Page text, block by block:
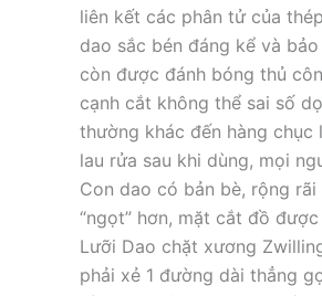
liên kết các phân tử của
dao sắc bén đáng kể và
còn được đánh bóng thủ
cạnh cắt không thể sai số
thường khác đến hàng
lau rửa sau khi dùng, mọi
Con dao có bản bè, rộng
“ngọt” hơn, mặt cắt đồ
Lưỡi Dao chặt xương
phải xẻ 1 đường dài thẳng